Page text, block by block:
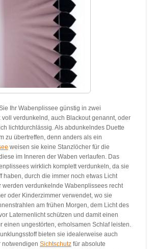
Ihr Wabenplissee günstig in zwei
verdunkelnd, auch Blackout genannt, oder
lichtdurchlässig. Als abdunkelndes Duette
zu übertreffen, denn anders als ein
weisen sie keine Stanzlöcher für die
im Inneren der Waben verlaufen. Das
wirklich komplett verdunkeln, da sie
haben, durch die immer noch etwas Licht
werden verdunkelnde Wabenplissees recht
oder Kinderzimmer verwendet, wo sie
am frühen Morgen, dem Licht des
Laternenlicht schützen und damit einen
einen ungestörten, erholsamen Schlaf leisten.
bieten sie idealerweise auch
notwendigen Sichtschutz für absolute